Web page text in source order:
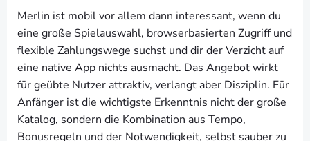
Merlin ist mobil vor allem dann interessant, wenn du
eine große Spielauswahl, browserbasierten Zugriff und
flexible Zahlungswege suchst und dir der Verzicht auf
eine native App nichts ausmacht. Das Angebot wirkt
für geübte Nutzer attraktiv, verlangt aber Disziplin. Für
Anfänger ist die wichtigste Erkenntnis nicht der große
Katalog, sondern die Kombination aus Tempo,
Bonusregeln und der Notwendigkeit, selbst sauber zu